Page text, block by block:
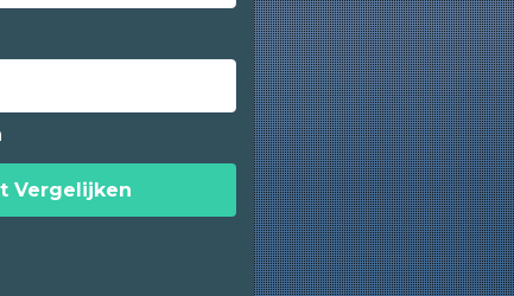
Vergelijken